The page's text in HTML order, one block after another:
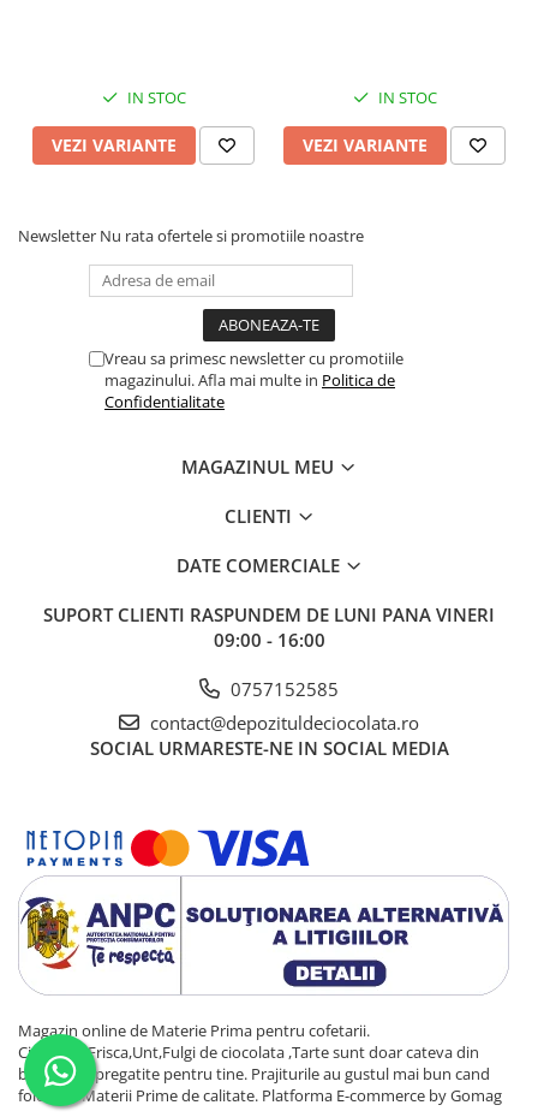
IN STOC
VEZI VARIANTE
IN STOC
VEZI VARIANTE
Newsletter Nu rata ofertele si promotiile noastre
Vreau sa primesc newsletter cu promotiile
magazinului. Afla mai multe in Politica de
Confidentialitate
MAGAZINUL MEU
CLIENTI
DATE COMERCIALE
SUPORT CLIENTI RASPUNDEM DE LUNI PANA VINERI
09:00 - 16:00
0757152585
contact@depozituldeciocolata.ro
SOCIAL URMARESTE-NE IN SOCIAL MEDIA
Magazin online de Materie Prima pentru cofetarii.
Ciocolata,Frisca,Unt,Fulgi de ciocolata ,Tarte sunt doar cateva din
bunatatile pregatite pentru tine. Prajiturile au gustul mai bun cand
folosesti Materii Prime de calitate. Platforma E-commerce by Gomag